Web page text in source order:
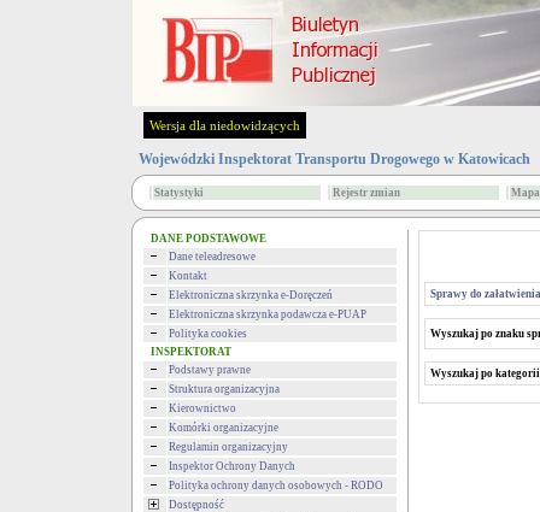
Wersja dla niedowidzących
Wojewódzki Inspektorat Transportu Drogowego w Katowicach
Statystyki Rejestr zmian
DANE PODSTAWOWE
Dane teleadresowe
Kontakt
Elektroniczna skrzynka e-Doręczeń
Elektroniczna skrzynka podawcza e-PUAP
Polityka cookies
INSPEKTORAT
Podstawy prawne
Struktura organizacyjna
Kierownictwo
Komórki organizacyjne
Regulamin organizacyjny
Inspektor Ochrony Danych
Polityka ochrony danych osobowych - RODO
Dostępność
Sprawy do załatwienia
Wyszukaj po znaku
Wyszukaj po